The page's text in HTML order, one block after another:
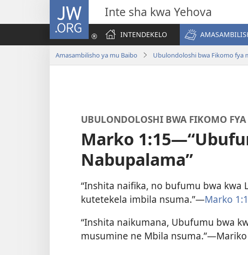
JW.ORG Inte sha kwa Yehova
INTENDEKELO
Amasambilisho ya mu Baibo Ubulondoloshi bwa Fikomo fya
UBULONDOLOSHI BWA FIKOMO
Marko
Nabupalama”
“Inshita naifika, no bufumu bwa kwa
kutetekela imbila nsuma.”—Marko
“Inshita naikumana, Ubufumu bwa
musumine ne Mbila nsuma.”—Mariko